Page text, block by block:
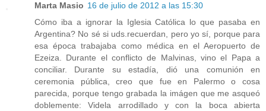
Marta Masio 16 de julio de 2012 a las 15:30
Cómo iba a ignorar la Iglesia Católica lo que pasaba en
Argentina? No sé si uds.recuerdan, pero yo sí, porque para
esa época trabajaba como médica en el Aeropuerto de
Ezeiza. Durante el conflicto de Malvinas, vino el Papa a
conciliar. Durante su estadía, dió una comunión en
ceremonia pública, creo que fue en Palermo o cosa
parecida, porque tengo grabada la imágen que me asqueó
doblemente: Videla arrodillado y con la boca abierta